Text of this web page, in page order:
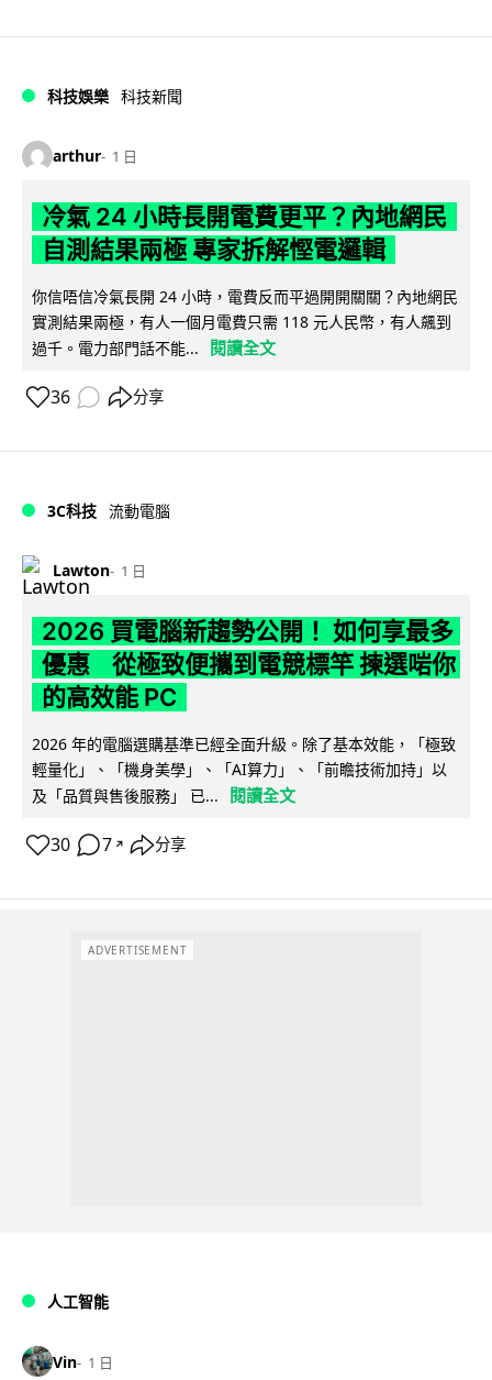
科技娛樂 科技新聞
arthur 1 日
冷氣 24 小時長開電費更平？內地網民
自測結果兩極 專家拆解慳電邏輯
你信唔信冷氣長開 24 小時，電費反而平過開開關關？內地網民
實測結果兩極，有人一個月電費只需 118 元人民幣，有人飆到
過千。電力部門話不能...
閱讀全文
36 分享
3C科技 流動電腦
Lawton 1 日
2026 買電腦新趨勢公開！ 如何享最多
優惠 從極致便攜到電競標竿 揀選啱你
的高效能 PC
2026 年的電腦選購基準已經全面升級。除了基本效能，「極致
輕量化」、「機身美學」、「AI算力」、「前瞻技術加持」以
及「品質與售後服務」 已...
閱讀全文
30 7 ↗ 分享
ADVERTISEMENT
人工智能
Vin 1 日